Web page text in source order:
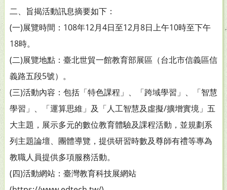
二、旨揭活動訊息摘要如下：
(一)展覽時間：108年12月4日至12月8日上午10時至下午
18時。
(二)展覽地點：臺北世貿一館教育部展區（台北市信義區信
義路五段5號）。
(三)活動內容：包括「特色課程」、「跨域學習」、「智慧
學習」、「運算思維」及「人工智慧及虛擬/擴增實境」五
大主題，展示多元的數位教育體驗及課程活動，並規劃系
列主題論壇、團體導覽，提供研習時數及尊師有禮等專為
教職人員提供多項服務活動。
(四)活動網站：臺灣教育科技展網站